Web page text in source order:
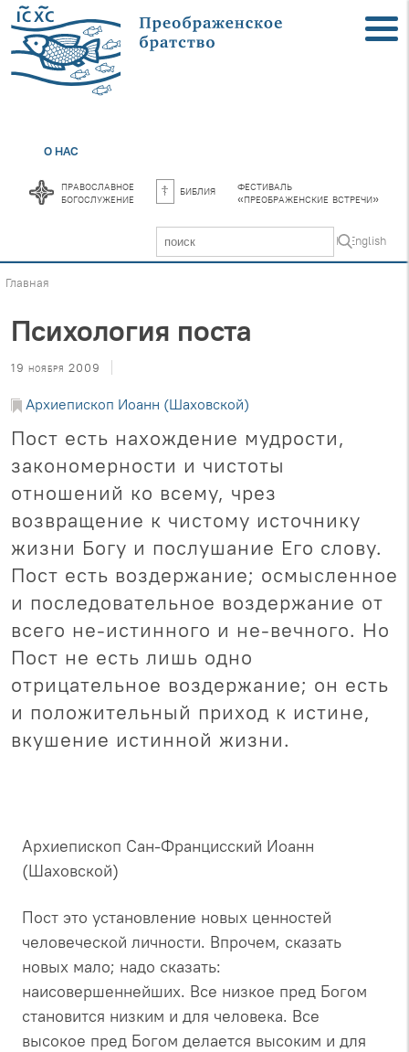
О НАС
православное
богослужение библия фестиваль
«преображенские встречи»
In English
Главная
Психология поста
19 ноября 2009
Архиепископ Иоанн (Шаховской)
Пост есть нахождение мудрости,
закономерности и чистоты
отношений ко всему, чрез
возвращение к чистому источнику
жизни Богу и послушание Его слову.
Пост есть воздержание; осмысленное
и последовательное воздержание от
всего не-истинного и не-вечного. Но
Пост не есть лишь одно
отрицательное воздержание; он есть
и положительный приход к истине,
вкушение истинной жизни.
Архиепископ Сан-Францисский Иоанн
(Шаховской)
Пост это установление новых ценностей
человеческой личности. Впрочем, сказать
новых мало; надо сказать:
наисовершеннейших. Все низкое пред Богом
становится низким и для человека. Все
высокое пред Богом делается высоким и для